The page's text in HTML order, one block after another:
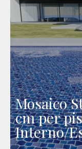
Mosaico
cm per
Interno/